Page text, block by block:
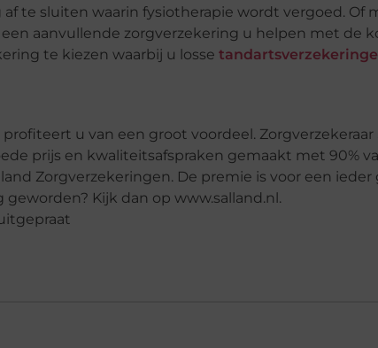
te sluiten waarin fysiotherapie wordt vergoed. Of
aanvullende zorgverzekering u helpen met de
te kiezen waarbij u losse
u van een groot voordeel.
prijs en kwaliteitsafspraken gemaakt met 90%
Zorgverzekeringen. De premie is voor een
Kijk dan op www.salland.nl.